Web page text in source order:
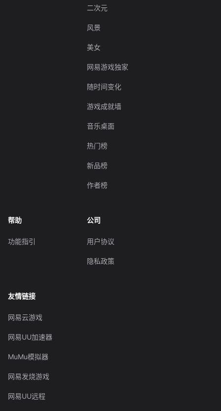
二次元
风景
美女
网易游戏独家
随时间变化
游戏成就墙
音乐桌面
热门榜
新品榜
作者榜
帮助
功能指引
公司
用户协议
隐私政策
友情链接
网易云游戏
网易UU加速器
MuMu模拟器
网易发烧游戏
网易UU远程